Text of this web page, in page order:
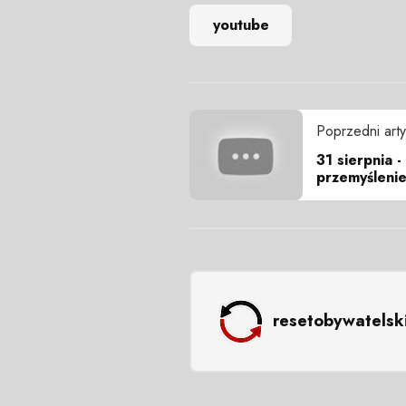
youtube
Poprzedni
31 sierpnia
przemyślenie